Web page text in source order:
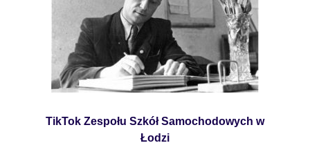
TikTok Zespołu Szkół Samochodowych w
Łodzi